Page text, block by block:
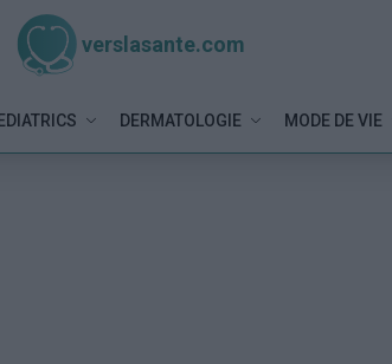
verslasante.com
DERMATOLOGIE MODE DE VIE